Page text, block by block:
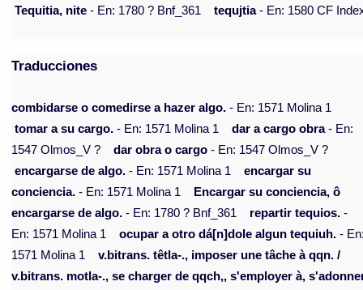
Tequitia, nite - En: 1780 ? Bnf_361 tequjtia- En: 1580 CF
Traducciones
combidarse o comedirse a hazer algo. - En: 1571 Molina 1
tomar a su cargo. - En: 1571 Molina 1 dar a cargo obra- En:
1547 Olmos_V ?
dar obra o cargo - En: 1547 Olmos_V ?
encargarse de algo. - En: 1571 Molina 1
encargar su
conciencia. - En: 1571 Molina 1
Encargar su conciencia, ô
encargarse de algo. - En: 1780 ? Bnf_361 repartir tequios. -
En: 1571 Molina 1
ocupar a otro dá[n]dole algun tequiuh. -
1571 Molina 1
v.bitrans. têtla-., imposer une tâche à qqn. /
v.bitrans. motla-., se charger de qqch,, s'employer à,